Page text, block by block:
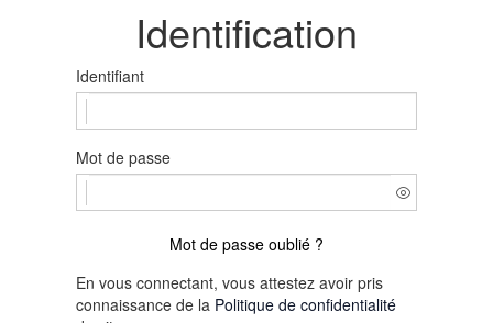
Identification
Identifiant
Mot de passe
Mot de passe oublié ?
En vous connectant, vous attestez avoir pris
connaissance de la Politique de confidentialité